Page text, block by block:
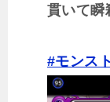
貫いて瞬
#モンスト